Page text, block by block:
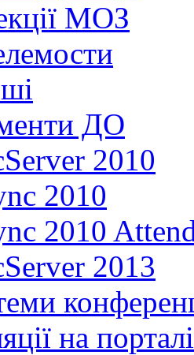
МОЗ
ДО
2010
2010
2010
2013
на порталі